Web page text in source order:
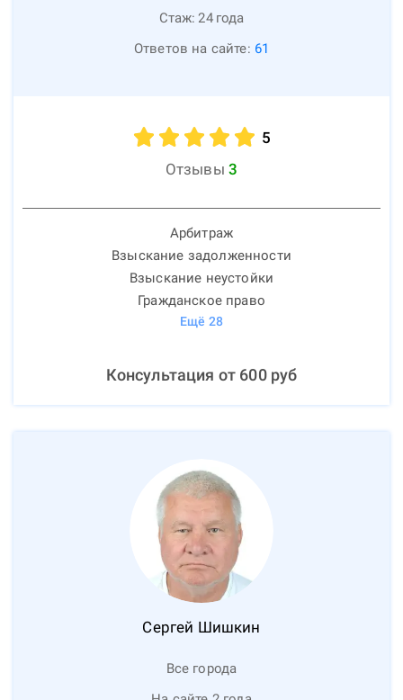
Стаж: 24 года
Ответов на сайте: 61
5
Отзывы 3
Арбитраж
Взыскание задолженности
Взыскание неустойки
Гражданское право
Ещё 28
Консультация от 600руб
Сергей Шишкин
Все города